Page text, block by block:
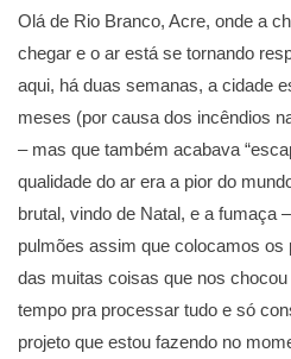
Olá de Rio Branco, Acre, onde a
chegar e o ar está se tornando
aqui, há duas semanas, a cidade
meses (por causa dos incêndios
– mas que também acabava
qualidade do ar era a pior do
brutal, vindo de Natal, e a fumaça
pulmões assim que colocamos os
das muitas coisas que nos
tempo pra processar tudo e só
projeto que estou fazendo no